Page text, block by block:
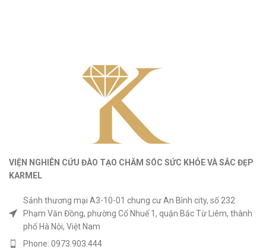
VIỆN NGHIÊN CỨU ĐÀO TẠO CHĂM SÓC SỨC KHỎEVÀSẮC ĐẸP
KARMEL
Sảnh thương mại A3-10-01 chung cư An Bình city, số 232
Phạm Văn Đồng, phường Cổ Nhuế 1, quận Bắc Từ Liêm, thành
phố Hà Nội, Việt Nam
Phone: 0973.903.444